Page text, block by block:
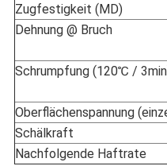
Zugfestigkeit (MD)
Dehnung @ Bruch
Schrumpfung (120℃ /
Oberflächenspannung
Schälkraft
Nachfolgende Haftrate